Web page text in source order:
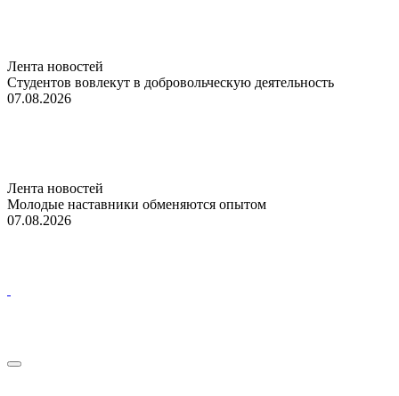
Лента новостей
Студентов вовлекут в добровольческую деятельность
07.08.2026
Лента новостей
Молодые наставники обменяются опытом
07.08.2026